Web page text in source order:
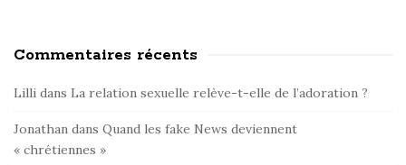
Commentaires récents
Lilli dans La relation sexuelle relève-t-elle de l’adoration ?
Jonathan dans Quand les fake News deviennent
« chrétiennes »